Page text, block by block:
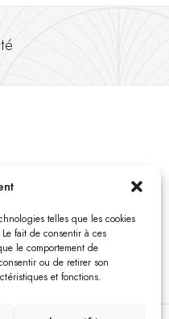
telles que les cookies
fait de consentir à ces
le comportement de
ou de retirer son
et fonctions.